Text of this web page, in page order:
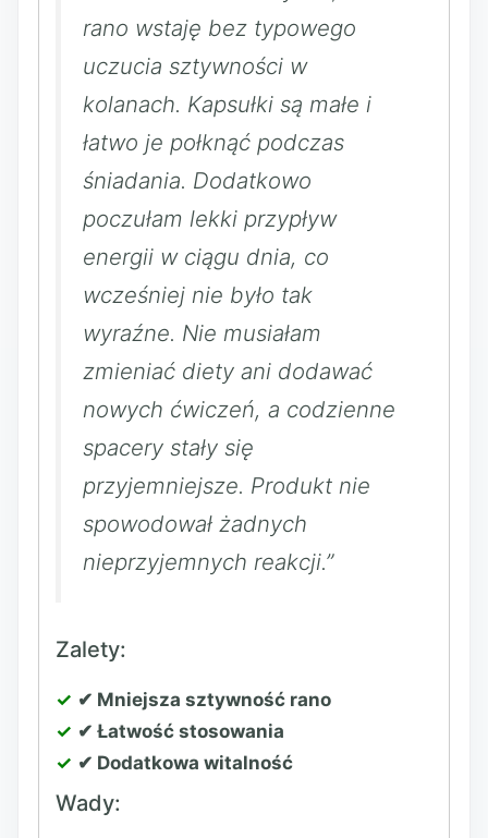
rano wstaję bez typowego
uczucia sztywności w
kolanach. Kapsułki są małe i
łatwo je połknąć podczas
śniadania. Dodatkowo
poczułam lekki przypływ
energii w ciągu dnia, co
wcześniej nie było tak
wyraźne. Nie musiałam
zmieniać diety ani dodawać
nowych ćwiczeń, a codzienne
spacery stały się
przyjemniejsze. Produkt nie
spowodował żadnych
nieprzyjemnych reakcji.”
Zalety:
✔ Mniejsza sztywność rano
✔ Łatwość stosowania
✔ Dodatkowa witalność
Wady: